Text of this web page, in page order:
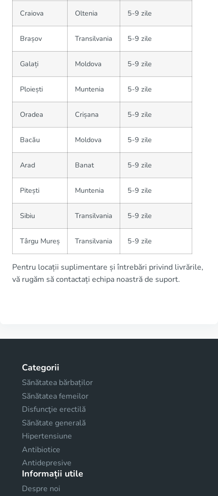
Craiova Oltenia 5-9 zile
Brașov Transilvania 5-9 zile
Galați Moldova 5-9 zile
Ploiești Muntenia 5-9 zile
Oradea Crișana 5-9 zile
Bacău Moldova 5-9 zile
Arad Banat 5-9 zile
Pitești Muntenia 5-9 zile
Sibiu Transilvania 5-9 zile
Târgu Mureș Transilvania 5-9 zile
Pentru locații suplimentare și întrebări privind livrările,
vă rugăm să contactați echipa noastră de suport.
Categorii
Sănătatea bărbaților
Sănătatea femeilor
Disfuncţie erectilă
Sănătate generală
Hipertensiune
Antibiotice
Antidepresive
Informații utile
Despre noi